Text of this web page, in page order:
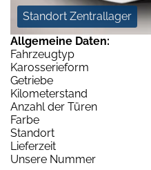
Standort Zentrallager
Allgemeine Daten:
Fahrzeugtyp
Karosserieform
Getriebe
Kilometerstand
Anzahl der Türen
Farbe
Standort
Lieferzeit
Unsere Nummer